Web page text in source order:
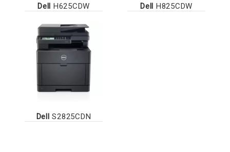
Dell H625CDW Dell H825CDW
Dell S2825CDN